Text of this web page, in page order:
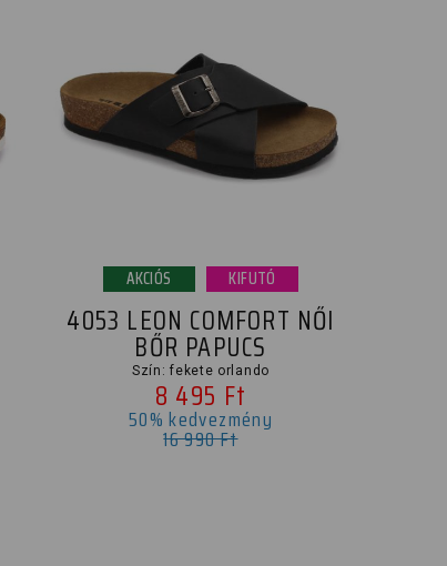
AKCIÓS KIFUTÓ
4053 LEON COMFORT NŐI
BŐR PAPUCS
Szín: fekete orlando
8 495 Ft
50% kedvezmény
16 990 Ft